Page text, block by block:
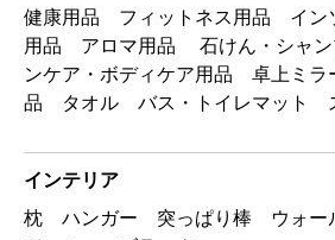
健康用品 フィットネス用品 イン
用品 アロマ用品 石けん・シャ
ンケア・ボディケア用品 卓上ミ
品 タオル バス・トイレマット
インテリア
枕 ハンガー 突っぱり棒 ウォー